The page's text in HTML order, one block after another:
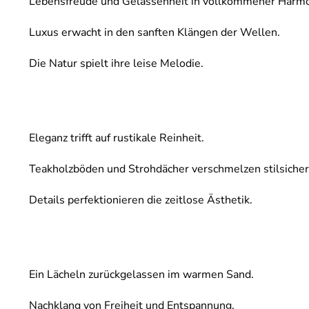
Luxus erwacht in den sanften Klängen der Wellen.
Die Natur spielt ihre leise Melodie.
Eleganz trifft auf rustikale Reinheit.
Teakholzböden und Strohdächer verschmelzen
Details perfektionieren die zeitlose Ästhetik.
Ein Lächeln zurückgelassen im warmen Sand.
Nachklang von Freiheit und Entspannung.